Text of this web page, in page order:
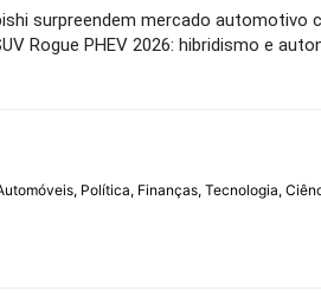
surpreendem mercado automotivo
Rogue PHEV 2026: hibridismo e
Política, Finanças, Tecnologia,